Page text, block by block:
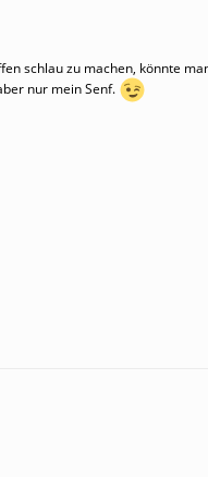
schlau zu machen, könnte
nur mein Senf.